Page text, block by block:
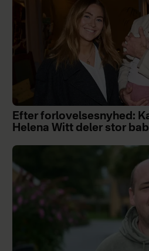
Efter forlovelsesnyhed:
Helena Witt deler stor